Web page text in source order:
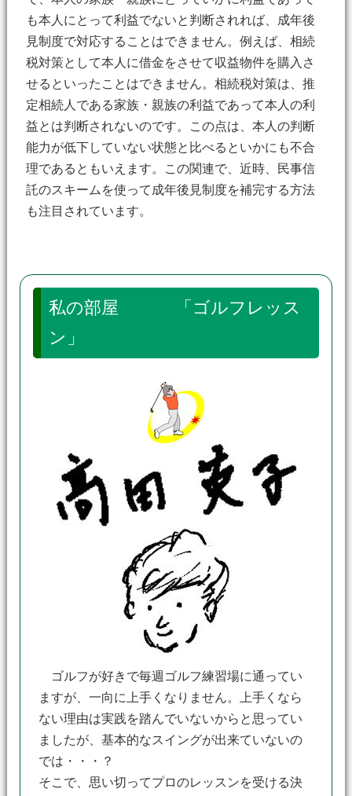
も本人にとって利益でないと判断されれば、成年後
見制度で対応することはできません。例えば、相続
税対策として本人に借金をさせて収益物件を購入さ
せるといったことはできません。相続税対策は、推
定相続人である家族・親族の利益であって本人の利
益とは判断されないのです。この点は、本人の判断
能力が低下していない状態と比べるといかにも不合
理であるともいえます。この関連で、近時、民事信
託のスキームを使って成年後見制度を補完する方法
も注目されています。
私の部屋 「ゴルフレッス
ン」
ゴルフが好きで毎週ゴルフ練習場に通ってい
ますが、一向に上手くなりません。上手くなら
ない理由は実践を踏んでいないからと思ってい
ましたが、基本的なスイングが出来ていないの
では・・・？
そこで、思い切ってプロのレッスンを受ける決